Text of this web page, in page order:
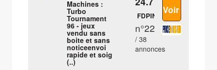
Machines :
Turbo
Tournament
96 - jeux
vendu sans
boite et sans
noticeenvoi
rapide et soig
(..)
FDPIN
n°22
/ 38
annonces